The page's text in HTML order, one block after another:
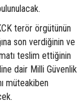
terör örgütünün
son verdiğinin ve
teslim ettiğinin
dair Milli Güvenlik
müteakiben